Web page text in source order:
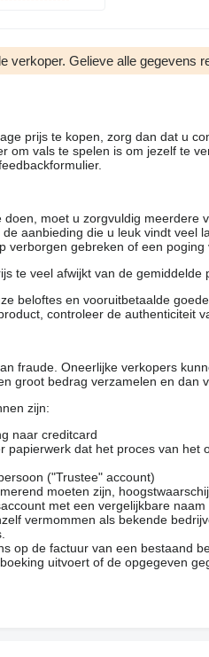
verkoper. Gelieve alle gegevens
prijs te kopen, zorg dan dat u
om vals te spelen is om jezelf te
moet u zorgvuldig
aanbieding die u leuk vindt
verborgen gebreken of een
te veel afwijkt van de gemiddelde
beloftes en vooruitbetaalde
controleer de authenticiteit
fraude. Oneerlijke verkopers
groot bedrag verzamelen en dan
zijn:
naar creditcard
papierwerk dat het proces van
("Trustee" account)
moeten zijn,
met een vergelijkbare naam
vermommen als bekende
op de factuur van een bestaand
uitvoert of de opgegeven